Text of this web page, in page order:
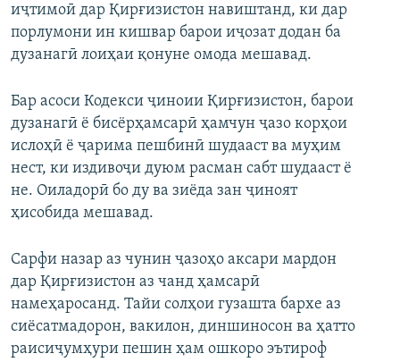
иҷтимоӣ дар Қирғизистон навиштанд, ки дар
порлумони ин кишвар барои иҷозат додан ба
дузанагӣ лоиҳаи қонуне омода мешавад.
Бар асоси Кодекси ҷиноии Қирғизистон, барои
дузанагӣ ё бисёрҳамсарӣ ҳамчун ҷазо корҳои
ислоҳӣ ё ҷарима пешбинӣ шудааст ва муҳим
нест, ки издивоҷи дуюм расман сабт шудааст ё
не. Оиладорӣ бо ду ва зиёда зан ҷиноят
ҳисобида мешавад.
Сарфи назар аз чунин ҷазоҳо аксари мардон
дар Қирғизистон аз чанд ҳамсарӣ
намеҳаросанд. Тайи солҳои гузашта бархе аз
сиёсатмадорон, вакилон, диншиносон ва ҳатто
раисиҷумҳури пешин ҳам ошкоро эътироф